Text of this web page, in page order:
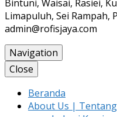
Bintuni, Waisai, Rasiei,
Limapuluh, Sei Rampah,
admin@rofisjaya.com
Navigation
Close
Beranda
About Us |